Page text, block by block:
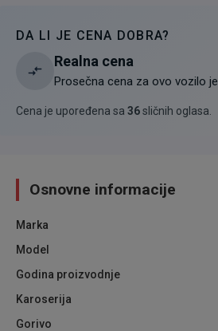
DA LI JE CENA DOBRA?
Realna cena
Prosečna cena za ovo vozilo je
Cena je upoređena sa 36sličnih oglasa
Osnovne informacije
Marka
Model
Godina proizvodnje
Karoserija
Gorivo